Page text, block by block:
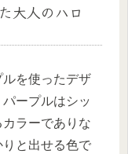
大人のハロ
を使ったデザ
ープルはシッ
ラーでありな
と出せる色で